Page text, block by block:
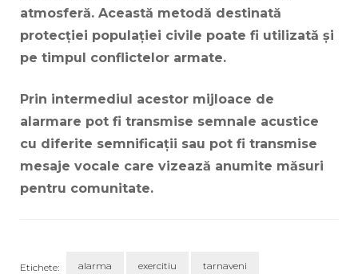
atmosferă. Această metodă destinată
protecției populației civile poate fi utilizată și
pe timpul conflictelor armate.
Prin intermediul acestor mijloace de
alarmare pot fi transmise semnale acustice
cu diferite semnificații sau pot fi transmise
mesaje vocale care vizează anumite măsuri
pentru comunitate.
Etichete: alarma exercitiu tarnaveni